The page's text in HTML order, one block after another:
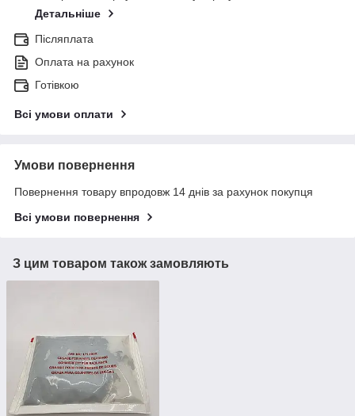
Детальніше
Післяплата
Оплата на рахунок
Готівкою
Всі умови оплати
Умови повернення
Повернення товару впродовж 14 днів за рахунок покупця
Всі умови повернення
З цим товаром також замовляють